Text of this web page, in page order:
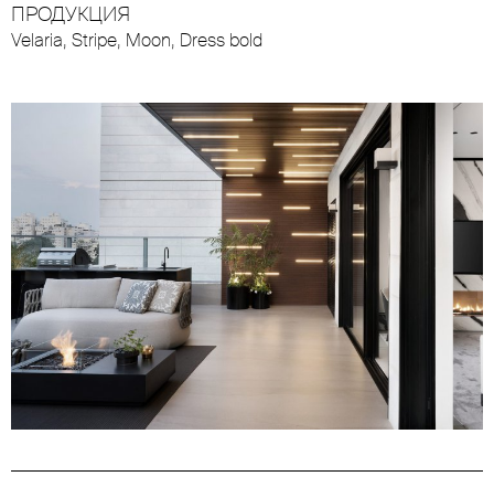
ПРОДУКЦИЯ
Velaria, Stripe, Moon, Dress bold